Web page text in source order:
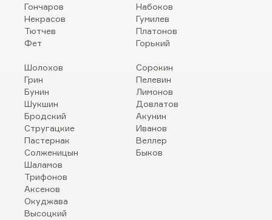
Гончаров
Некрасов
Тютчев
Фет
Набоков
Гумилев
Платонов
Горький
Шолохов
Грин
Бунин
Шукшин
Бродский
Стругацкие
Пастернак
Солженицын
Шаламов
Трифонов
Аксенов
Окуджава
Высоцкий
Сорокин
Пелевин
Лимонов
Довлатов
Акунин
Иванов
Веллер
Быков